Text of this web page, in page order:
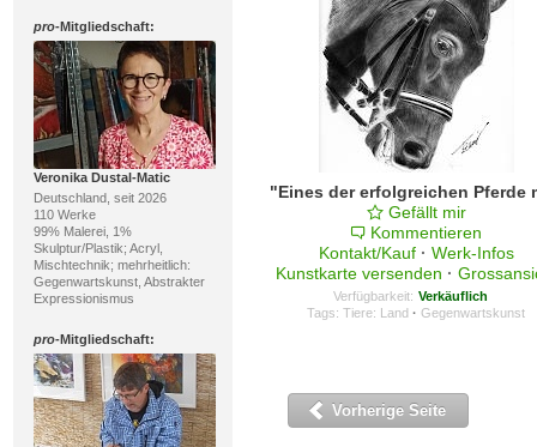
pro-Mitgliedschaft:
Veronika Dustal-Matic
Deutschland, seit 2026
110 Werke
99% Malerei, 1%
Skulptur/Plastik; Acryl,
Mischtechnik; mehrheitlich:
Gegenwartskunst, Abstrakter
Expressionismus
pro-Mitgliedschaft:
Gefällt mir
Kommentieren
Kontakt/Kauf · Werk-Infos
Kunstkarte versenden ·
Verfügbarkeit: Verkäuflich
Tags:Tiere: Land · Gegenwartskunst
Vorherige Seite